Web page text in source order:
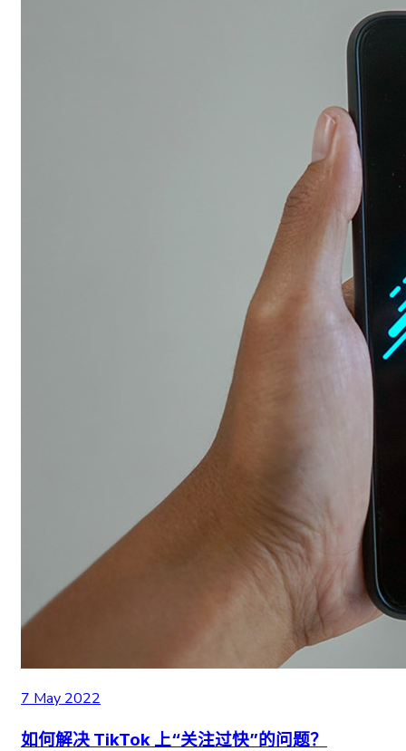
7 May 2022
如何解决 TikTok 上“关注过快”的问题？